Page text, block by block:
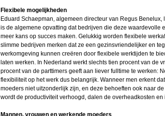
Flexibele mogelijkheden
Eduard Schaepman, algemeen directeur van Regus Benelux,
is de algemene opvatting dat bedrijven die deze waardevolle
meer kans op succes maken. Gelukkig worden flexibele
slimme bedrijven merken dat ze een gezinsvriendelijker en
werkomgeving kunnen creëren door flexibele werktijden te
laten werken. In Nederland werkt slechts tien procent van de
procent van de parttimers geeft aan liever fulltime te werken:
flexibiliteit op het werk dus belangrijk. Wanneer men erkent
moeders niet uitzonderlijk zijn, en deze behoeften ook naar
wordt de productiviteit verhoogd, dalen de overheadkosten
Mannen, vrouwen en werkende moeders